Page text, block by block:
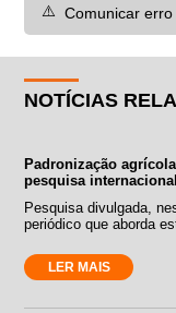
⚠️ Comunicar erro
NOTÍCIAS
Padronização
pesquisa internacional
Pesquisa divulgada,
periódico que aborda
LER MAIS